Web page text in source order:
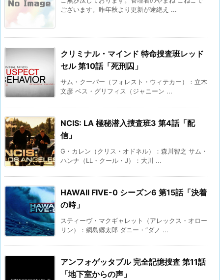
ございます。昨年秋より更新が途絶え ...
クリミナル・マインド 特命捜査班レッド
セル 第10話「死刑囚」
サム・クーパー（フォレスト・ウィテカー）：立木
文彦 ベス・グリフィス（ジャニーン ...
NCIS: LA 極秘潜入捜査班3 第4話「配
信」
G・カレン（クリス・オドネル）：森川智之 サム・
ハンナ（LL・クール・J）：大川 ...
HAWAII FIVE-0 シーズン6 第15話「決着
の時」
スティーヴ・マクギャレット（アレックス・オロー
リン）：網島郷太郎 ダニー・“ダノ ...
アンフォゲッタブル 完全記憶捜査 第11話
「地下室からの声」